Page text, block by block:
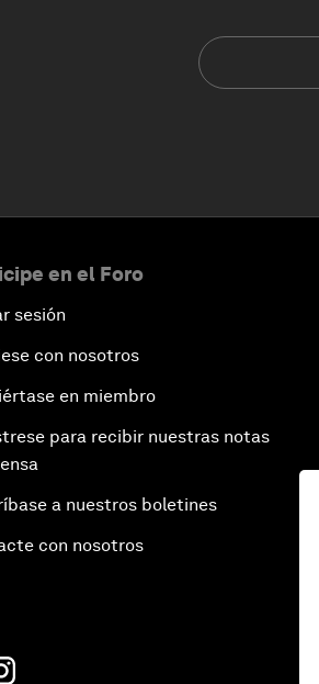
en el Foro
sesión
con nosotros
en miembro
para recibir nuestras notas
a nuestros boletines
con nosotros